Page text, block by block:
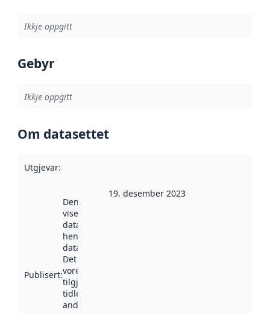
Ikkje oppgitt
Gebyr
Ikkje oppgitt
Om datasettet
Utgjevar:
Publisert:
Denne datoen
viser når
datasettet vart
henta inn av
data.norge.no.
Det kan ha
vore
tilgjengeleg
tidlegare
andre stader.
19. desember 2023